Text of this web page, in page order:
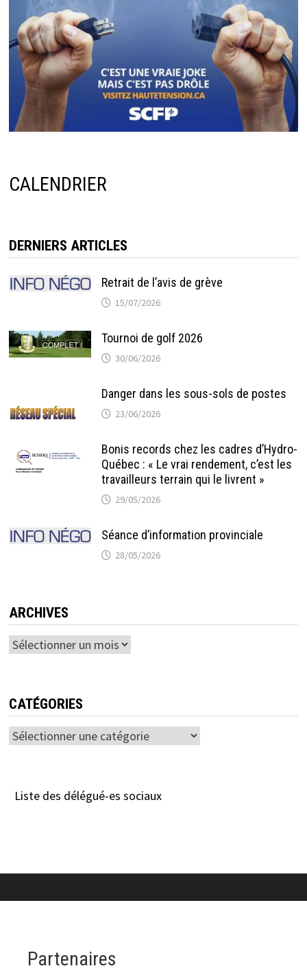
CALENDRIER
DERNIERS ARTICLES
Retrait de l’avis de grève
15/07/2026
Tournoi de golf 2026
30/06/2026
Danger dans les sous-sols de postes
23/06/2026
Bonis records chez les cadres d’Hydro-
Québec : « Le vrai rendement, c’est les
travailleurs terrain qui le livrent »
29/05/2026
Séance d’information provinciale
28/05/2026
ARCHIVES
Archives
CATÉGORIES
Catégories
Liste des délégué-es sociaux
Partenaires